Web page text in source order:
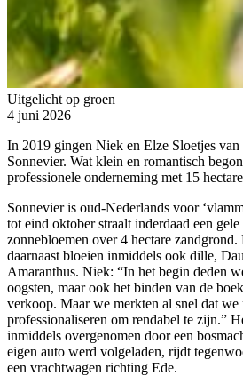
Uitgelicht op groen
4 juni 2026
In 2019 gingen Niek en Elze Sloetjes
Sonnevier. Wat klein en romantisch
professionele onderneming met 15
Sonnevier is oud-Nederlands voor
tot eind oktober straalt inderdaad een
zonnebloemen over 4 hectare zandgrond.
daarnaast bloeien inmiddels ook dille,
Amaranthus. Niek: “In het begin deden
oogsten, maar ook het binden van de
verkoop. Maar we merkten al snel dat we
professionaliseren om rendabel te zijn.”
inmiddels overgenomen door een
eigen auto werd volgeladen, rijdt
een vrachtwagen richting Ede.